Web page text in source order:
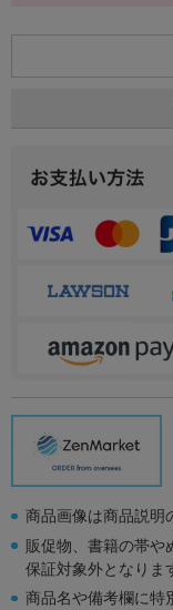
商品画像は商品説明
販促物、書籍の帯や
保証対象外となりま
商品名や備考欄に特